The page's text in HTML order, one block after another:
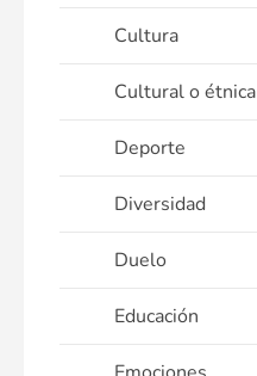
Cultura
Cultural o étnica
Deporte
Diversidad
Duelo
Educación